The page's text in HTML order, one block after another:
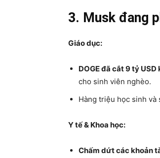
3. Musk đang
Giáo dục:
DOGE đã cắt 9 tỷ
cho sinh viên nghèo.
Hàng triệu học sinh
Y tế & Khoa học:
Chấm dứt các khoản